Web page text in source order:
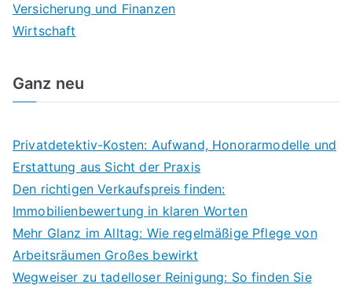
Versicherung und Finanzen
Wirtschaft
Ganz neu
Privatdetektiv-Kosten: Aufwand, Honorarmodelle und
Erstattung aus Sicht der Praxis
Den richtigen Verkaufspreis finden:
Immobilienbewertung in klaren Worten
Mehr Glanz im Alltag: Wie regelmäßige Pflege von
Arbeitsräumen Großes bewirkt
Wegweiser zu tadelloser Reinigung: So finden Sie